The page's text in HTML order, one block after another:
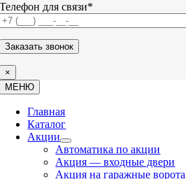
Телефон для связи*
×
МЕНЮ
Главная
Каталог
Акции
Автоматика по акции
Акция — входные двери
Акция на гаражные ворота